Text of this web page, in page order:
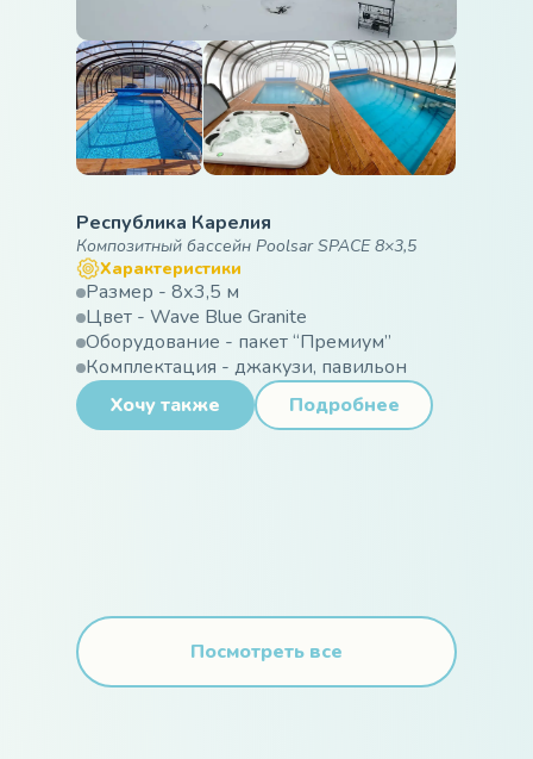
Посмотреть все
Республика Карелия
Композитный бассейн Poolsar SPACE 8×3,5
Характеристики
Размер - 8х3,5 м
Цвет - Wave Blue Granite
Оборудование - пакет “Премиум”
Комплектация - джакузи, павильон
Хочу также
Подробнее